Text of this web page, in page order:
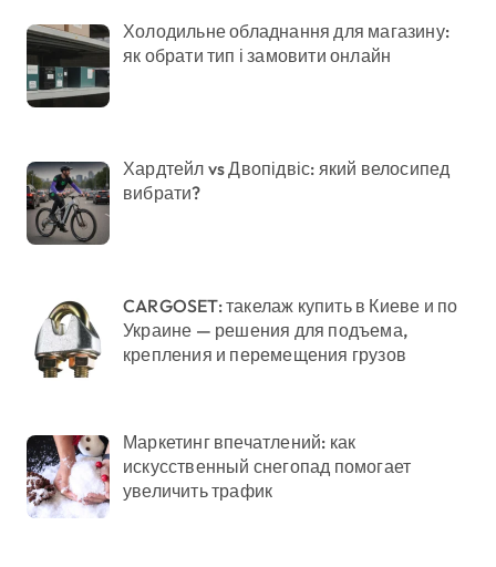
Холодильне обладнання для магазину:
як обрати тип і замовити онлайн
Хардтейл vs Двопідвіс: який велосипед
вибрати?
CARGOSET: такелаж купить в Киеве и по
Украине — решения для подъема,
крепления и перемещения грузов
Маркетинг впечатлений: как
искусственный снегопад помогает
увеличить трафик